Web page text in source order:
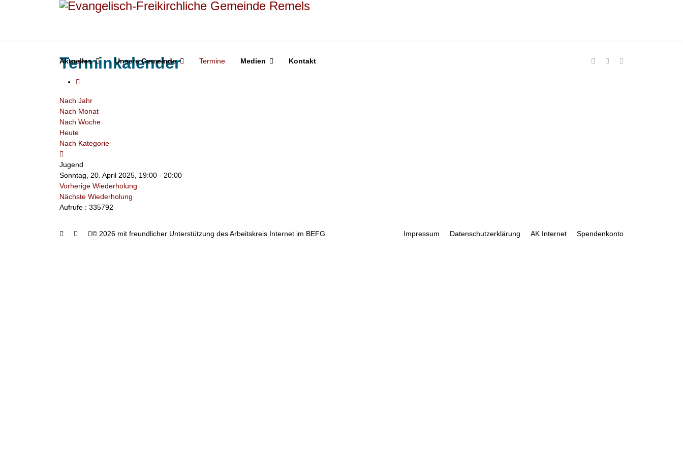
Aktuelles Unsere Gemeinde Termine Medien Kontakt
Terminkalender
Nach Jahr
Nach Monat
Nach Woche
Heute
Nach Kategorie
Jugend
Sonntag, 20. April 2025, 19:00 - 20:00
Vorherige Wiederholung
Nächste Wiederholung
Aufrufe : 335792
© 2026 mit freundlicher Unterstützung des Arbeitskreis Internet im BEFG Impressum Datenschutzerklärung AK Internet Spendenkonto